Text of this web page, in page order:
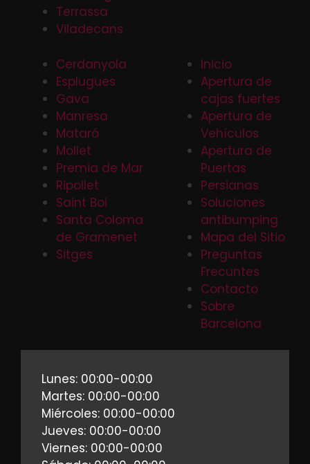
Terrassa
Viladecans
Cerdanyola
Esplugues
Gava
Manresa
Mataró
Mollet
Premia de Mar
Ripollet
Saint Boi
Santa Coloma
de Gramenet
Sitges
Inicio
Apertura de
cajas fuertes
Apertura de
Vehículos
Apertura de
Puertas
Persianas
Soluciones
antibumping
Mapa del Sitio
Preguntas
Frecuntes
Contacto
Sobre
Barcelona
Lunes: 00:00-00:00
Martes: 00:00-00:00
Miércoles: 00:00-00:00
Jueves: 00:00-00:00
Viernes: 00:00-00:00